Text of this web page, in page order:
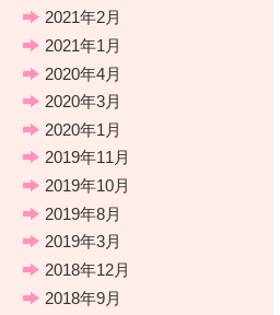
2021年2月
2021年1月
2020年4月
2020年3月
2020年1月
2019年11月
2019年10月
2019年8月
2019年3月
2018年12月
2018年9月